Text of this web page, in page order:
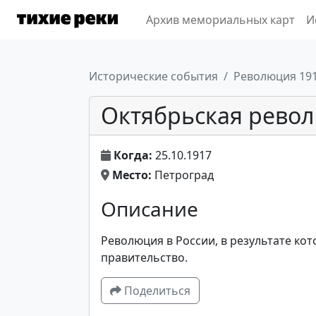
Архив мемориальных карт
Исторические события Революция
Октябрьская
Когда: 25.10.1917
Место: Петроград
Описание
Революция в России, в результате
правительство.
Поделиться